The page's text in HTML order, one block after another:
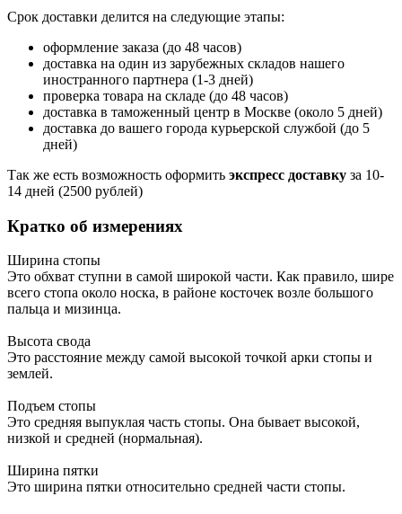
Срок доставки делится на следующие этапы:
оформление заказа (до 48 часов)
доставка на один из зарубежных складов нашего
иностранного партнера (1-3 дней)
проверка товара на складе (до 48 часов)
доставка в таможенный центр в Москве (около 5 дней)
доставка до вашего города курьерской службой (до 5
дней)
Так же есть возможность оформить экспресс доставку за 10-
14 дней (2500 рублей)
Кратко об измерениях
Ширина стопы
Это обхват ступни в самой широкой части. Как правило, шире
всего стопа около носка, в районе косточек возле большого
пальца и мизинца.
Высота свода
Это расстояние между самой высокой точкой арки стопы и
землей.
Подъем стопы
Это средняя выпуклая часть стопы. Она бывает высокой,
низкой и средней (нормальная).
Ширина пятки
Это ширина пятки относительно средней части стопы.